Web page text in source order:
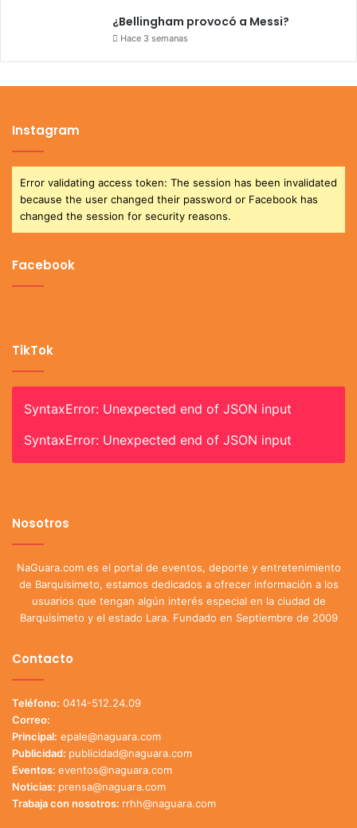
¿Bellingham provocó a Messi?
Hace 3 semanas
Instagram
Error validating access token: The session has been invalidated
because the user changed their password or Facebook has
changed the session for security reasons.
Facebook
TikTok
SyntaxError: Unexpected end of JSON input
SyntaxError: Unexpected end of JSON input
Nosotros
NaGuara.com es el portal de eventos, deporte y entretenimiento
de Barquisimeto, estamos dedicados a ofrecer información a los
usuarios que tengan algún interés especial en la ciudad de
Barquisimeto y el estado Lara. Fundado en Septiembre de 2009
Contacto
Teléfono: 0414-512.24.09
Correo:
Principal: epale@naguara.com
Publicidad: publicidad@naguara.com
Eventos: eventos@naguara.com
Noticias: prensa@naguara.com
Trabaja con nosotros: rrhh@naguara.com